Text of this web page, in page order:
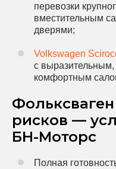
перевозки
вместительным
дверями;
Volkswagen
с
комфортным
рисков —
БН-Моторс
Полная